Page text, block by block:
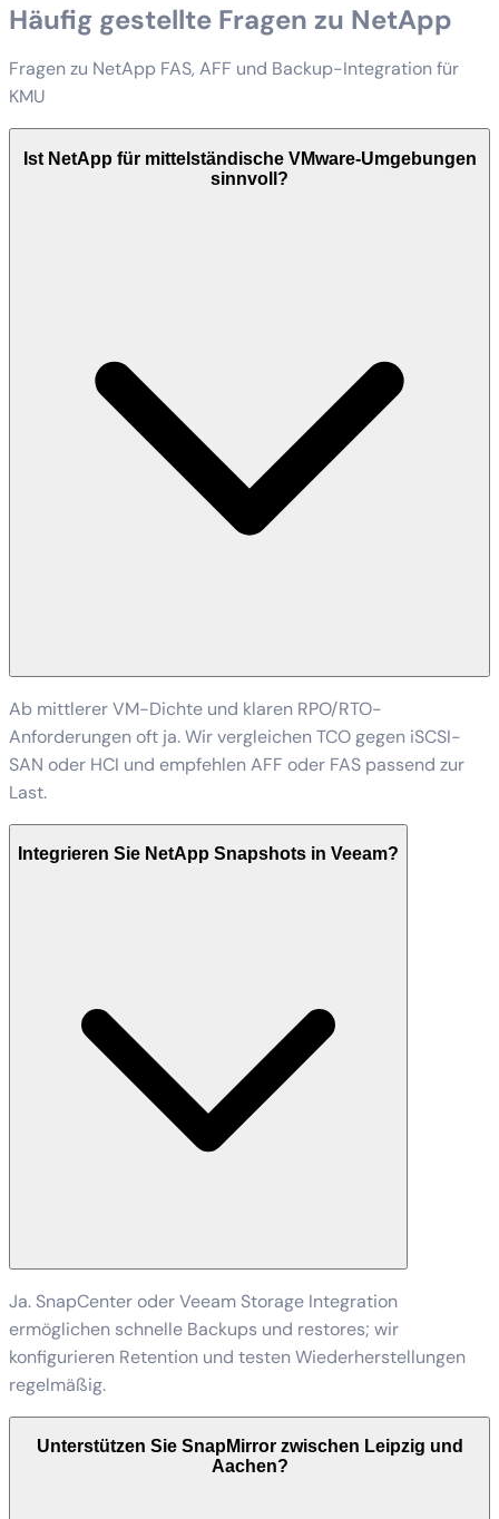
Häufig gestellte Fragen zu NetApp
Fragen zu NetApp FAS, AFF und Backup-Integration für
KMU
Ist NetApp für mittelständische VMware-Umgebungen
sinnvoll?
Ab mittlerer VM-Dichte und klaren RPO/RTO-
Anforderungen oft ja. Wir vergleichen TCO gegen iSCSI-
SAN oder HCI und empfehlen AFF oder FAS passend zur
Last.
Integrieren Sie NetApp Snapshots in Veeam?
Ja. SnapCenter oder Veeam Storage Integration
ermöglichen schnelle Backups und restores; wir
konfigurieren Retention und testen Wiederherstellungen
regelmäßig.
Unterstützen Sie SnapMirror zwischen Leipzig und
Aachen?